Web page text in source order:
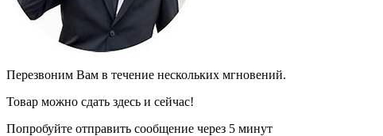
Перезвоним Вам в течение нескольких мгновений.
Товар можно сдать здесь и сейчас!
Попробуйте отправить сообщение через 5 минут